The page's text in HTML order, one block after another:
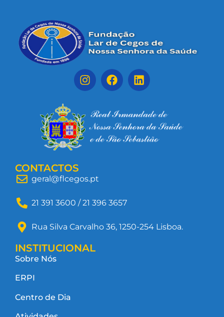
CONTACTOS
geral@flcegos.pt
21 391 3600 / 21 396 3657
Rua Silva Carvalho 36, 1250-254 Lisboa.
INSTITUCIONAL
Sobre Nós
ERPI
Centro de Dia